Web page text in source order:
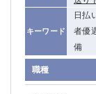
キーワード
日払
者優
備
職種
吉祥寺（南
自由が丘
四谷
下北沢・経堂
成増駅徒歩3